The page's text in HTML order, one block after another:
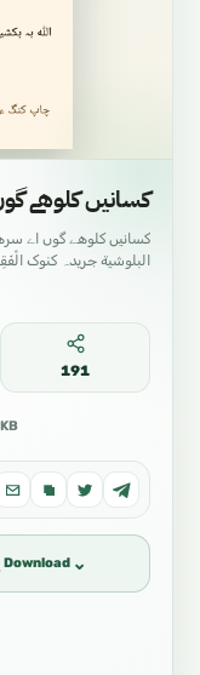
کسانیں کلوهے
کسانیں کلوهے گوں اے
البلوشية جریدہ کنوک
191
Download ⌄